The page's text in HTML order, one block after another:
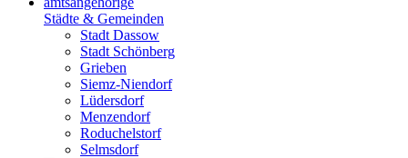
Städte & Gemeinden
Stadt Dassow
Stadt Schönberg
Grieben
Siemz-Niendorf
Lüdersdorf
Menzendorf
Roduchelstorf
Selmsdorf